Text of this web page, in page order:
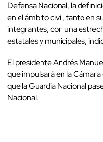
Defensa Nacional, la
en el ámbito civil, tanto en
integrantes, con una
estatales y municipales,
El presidente Andrés
que impulsará en la
que la Guardia Nacional
Nacional.